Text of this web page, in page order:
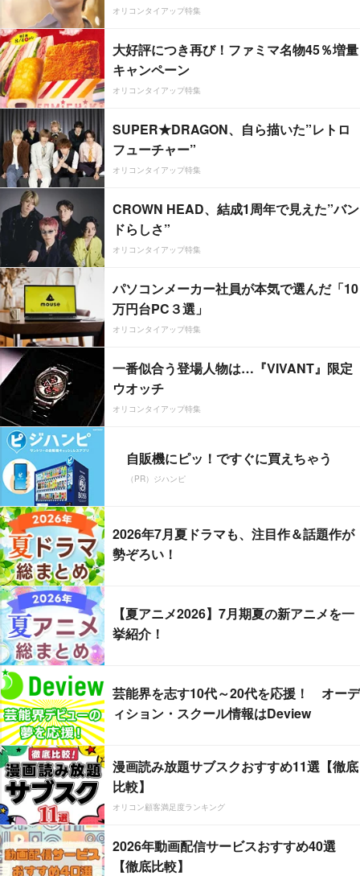
オリコンタイアップ特集
大好評につき再び！ファミマ名物45％増量
キャンペーン
オリコンタイアップ特集
SUPER★DRAGON、自ら描いた”レトロ
フューチャー”
オリコンタイアップ特集
CROWN HEAD、結成1周年で見えた”バン
ドらしさ”
オリコンタイアップ特集
パソコンメーカー社員が本気で選んだ「10
万円台PC３選」
オリコンタイアップ特集
一番似合う登場人物は…『VIVANT』限定
ウオッチ
オリコンタイアップ特集
自販機にピッ！ですぐに買えちゃう
（PR）ジハンピ
2026年7月夏ドラマも、注目作＆話題作が
勢ぞろい！
【夏アニメ2026】7月期夏の新アニメを一
挙紹介！
芸能界を志す10代～20代を応援！ オーデ
ィション・スクール情報はDeview
漫画読み放題サブスクおすすめ11選【徹底
比較】
オリコン顧客満足度ランキング
2026年動画配信サービスおすすめ40選
【徹底比較】